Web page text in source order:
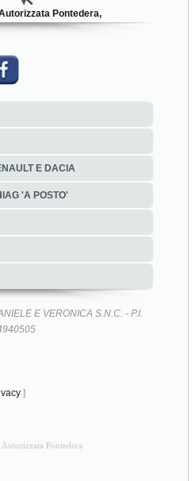
Pontedera,
E DACIA
'A POSTO'
E VERONICA S.N.C. - P.I.
]
Pontedera